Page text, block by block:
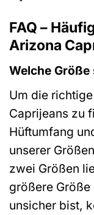
FAQ –
Arizona
Welche
Um die
Caprijeans zu
Hüftumfang
unserer
zwei Größen
größere
unsicher bist,